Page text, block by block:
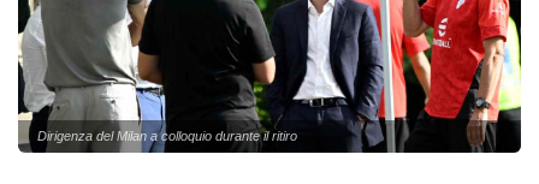
Dirigenza del Milan a colloquio durante il ritiro